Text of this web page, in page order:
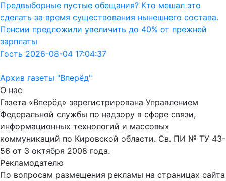
Предвыборные пустые обещания? Кто мешал это
сделать за время существования нынешнего состава.
Пенсии предложили увеличить до 40% от прежней
зарплаты
Гость 2026-08-04 17:04:37
Архив газеты "Вперёд"
О нас
Газета «Вперёд» зарегистрирована Управлением
Федеральной службы по надзору в сфере связи,
информационных технологий и массовых
коммуникаций по Кировской области. Св. ПИ № ТУ 43-
56 от 3 октября 2008 года.
Рекламодателю
По вопросам размещения рекламы на страницах сайта